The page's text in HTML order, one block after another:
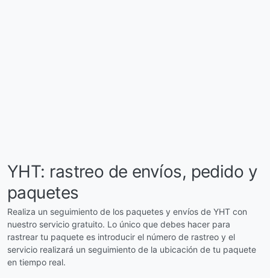
YHT: rastreo de envíos, pedido y
paquetes
Realiza un seguimiento de los paquetes y envíos de YHT con
nuestro servicio gratuito. Lo único que debes hacer para
rastrear tu paquete es introducir el número de rastreo y el
servicio realizará un seguimiento de la ubicación de tu paquete
en tiempo real.